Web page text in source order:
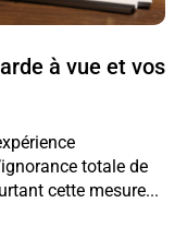
à vue et vos
totale de
cette mesure...